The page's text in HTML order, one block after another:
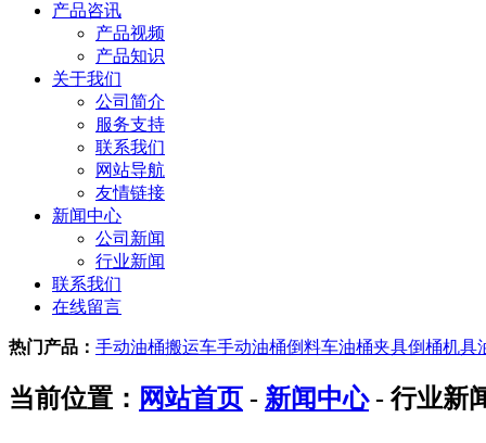
产品咨讯
产品视频
产品知识
关于我们
公司简介
服务支持
联系我们
网站导航
友情链接
新闻中心
公司新闻
行业新闻
联系我们
在线留言
热门产品： 手动油桶搬运车手动油桶倒料车油桶夹具倒桶机具
当前位置： 网站首页 - 新闻中心- 行业新